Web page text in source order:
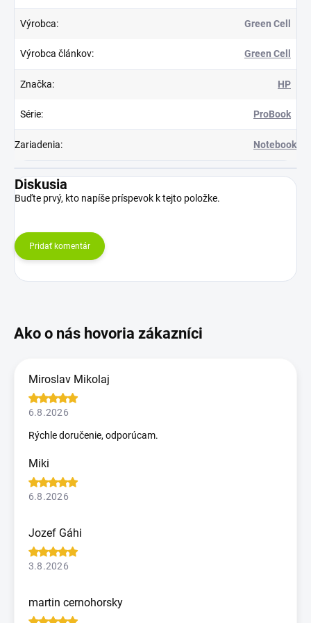
Výrobca: Green Cell
Výrobca článkov: Green Cell
Značka: HP
Série: ProBook
Zariadenia: Notebook
Diskusia
Buďte prvý, kto napíše príspevok k tejto položke.
Pridať komentár
Miroslav Mikolaj
6.8.2026
Rýchle doručenie, odporúcam.
Miki
6.8.2026
Jozef Gáhi
3.8.2026
martin cernohorsky